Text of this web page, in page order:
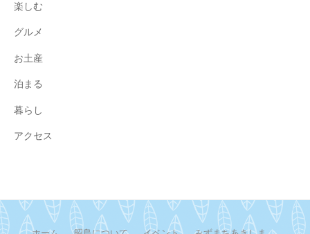
楽しむ
グルメ
お土産
泊まる
暮らし
アクセス